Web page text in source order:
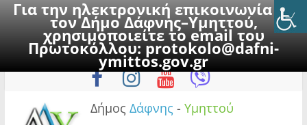
Για την ηλεκτρονική επικοινωνία με
τον Δήμο Δάφνης–Υμηττού,
χρησιμοποιείτε το email του
Πρωτοκόλλου:protokolo@dafni-
ymittos.gov.gr
to
Πέμπτη, 6 Αυγούστου 2026
Δήμος Δάφνης - Υμηττού